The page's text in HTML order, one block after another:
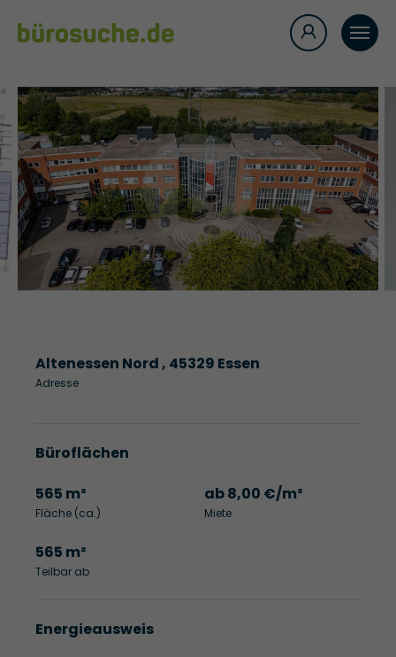
Altenessen Nord , 45329 Essen
Adresse
Büroflächen
565 m²
Fläche (ca.)
ab 8,00 €/m²
Miete
565 m²
Teilbar ab
Energieausweis